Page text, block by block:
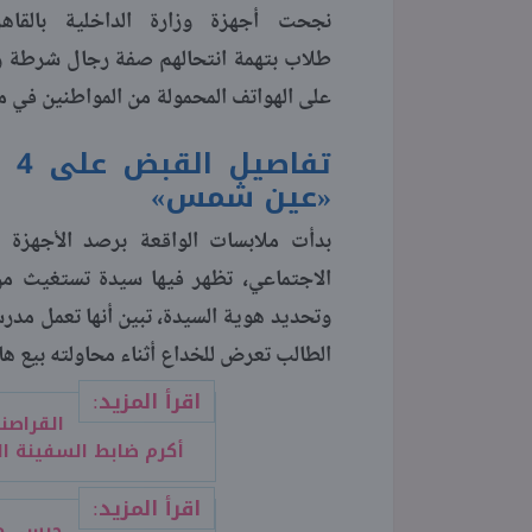
طلاب بتهمة انتحالهم صفة رجال
على الهواتف المحمولة من المواطنين
«عين شمس»
بدأت ملابسات الواقعة برصد
الاجتماعي، تظهر فيها سيدة تستغيث
وتحديد هوية السيدة، تبين أنها
الطالب تعرض للخداع أثناء محاولته بيع
اقرأ المزيد:
أكرم ضابط السفينة
اقرأ المزيد: